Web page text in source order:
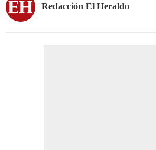
Redacción El Heraldo